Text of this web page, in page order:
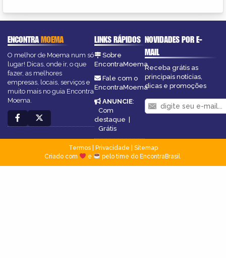
ENCONTRAMOEMA
O melhor de Moema num só
lugar! Dicas, onde ir, o que
fazer, as melhores
empresas, locais, serviços e
muito mais no guia Encontra
Moema.
LINKS RÁPIDOS
Sobre
EncontraMoema
Fale com o
EncontraMoema
ANUNCIE:
Com
destaque
Grátis
NOVIDADES POR E-
MAIL
Receba grátis as
principais notícias,
dicas e promoções
Termos| Privacidade
Sitemap
Criado com
e pelo time do EncontraBrasil